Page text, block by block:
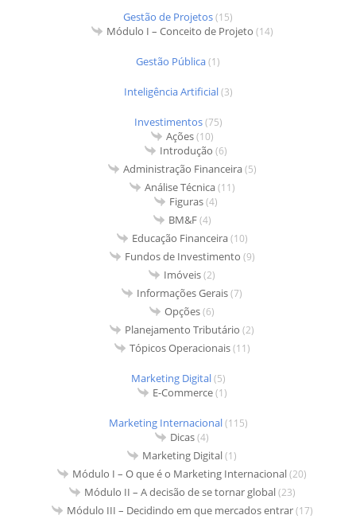
Gestão de Projetos(15)
Módulo I – Conceito de Projeto (14)
Gestão Pública(1)
Inteligência Artificial(3)
Investimentos(75)
Ações(10)
Introdução (6)
Administração Financeira(5)
Análise Técnica(11)
Figuras(4)
BM&F(4)
Educação Financeira(10)
Fundos de Investimento (9)
Imóveis(2)
Informações Gerais(7)
Opções(6)
Planejamento Tributário (2)
Tópicos Operacionais(11)
Marketing Digital(5)
E-Commerce(1)
Marketing Internacional(115)
Dicas(4)
Marketing Digital(1)
Módulo I – O que é o Marketing Internacional(20)
Módulo II – A decisão de se tornar global(23)
Módulo III – Decidindo em que mercados entrar(17)